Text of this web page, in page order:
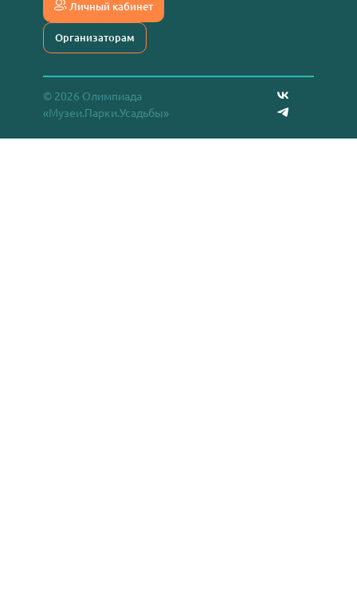
Личный кабинет
Организаторам
© 2026 Олимпиада
«Музеи.Парки.Усадьбы»